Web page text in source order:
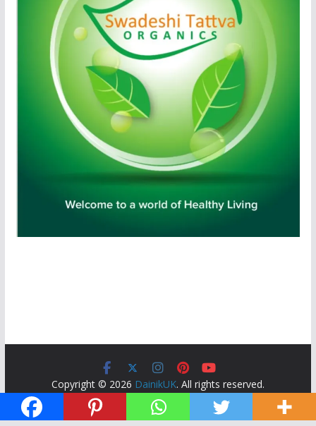
Copyright © 2026 DainikUK. All rights reserved.
Theme:
ColorMag by ThemeGrill. Powered by WordPress.